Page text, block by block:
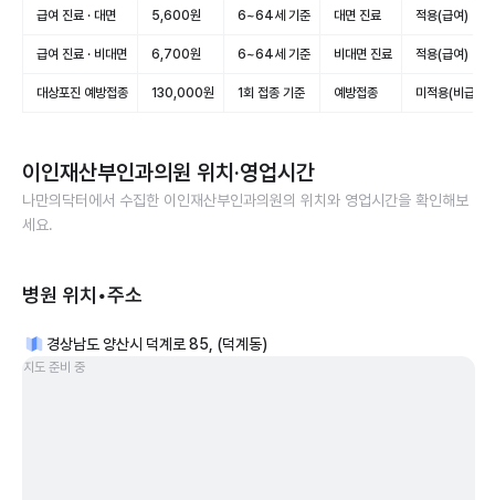
급여 진료 · 대면 5,600원 6~64세 기준 대면 진료 적용(급여)
급여 진료 · 비대면 6,700원 6~64세 기준 비대면 진료 적용(급여)
대상포진 예방접종 130,000원 1회 접종 기준 예방접종 미적용(비급여)
이인재산부인과의원 위치·영업시간
나만의닥터에서 수집한 이인재산부인과의원의 위치와 영업시간을 확인해보
세요.
병원 위치•주소
경상남도 양산시 덕계로 85, (덕계동)
지도 준비 중